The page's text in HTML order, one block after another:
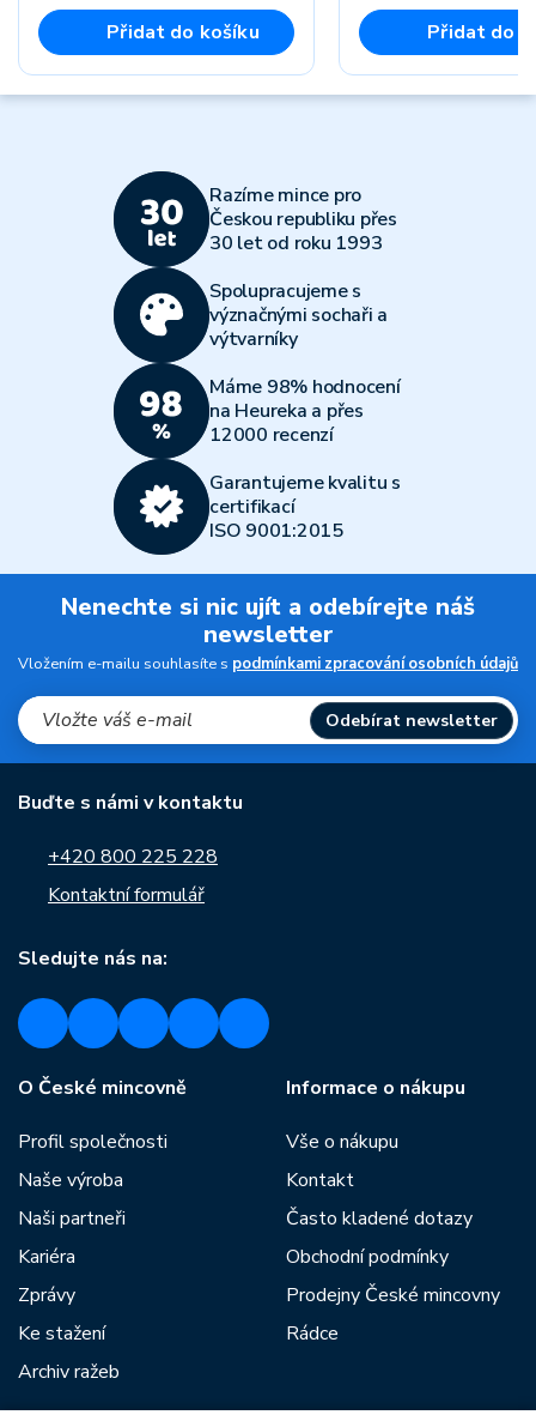
Přidat do košíku Přidat do
Razíme mince pro
Českou republiku přes
30 let od roku 1993
Spolupracujeme s
význačnými sochaři a
výtvarníky
Máme 98% hodnocení
na Heureka a přes
12000 recenzí
Garantujeme kvalitu s
certifikací
ISO 9001:2015
Nenechte si nic ujít a odebírejte náš
newsletter
Vložením e-mailu souhlasíte s podmínkami zpracování osobních údajů
Odebírat newsletter
Buďte s námi v kontaktu
+420 800 225 228
Kontaktní formulář
Sledujte nás na:
O České mincovně
Profil společnosti
Naše výroba
Naši partneři
Kariéra
Zprávy
Ke stažení
Archiv ražeb
Informace o nákupu
Vše o nákupu
Kontakt
Často kladené dotazy
Obchodní podmínky
Prodejny České mincovny
Rádce